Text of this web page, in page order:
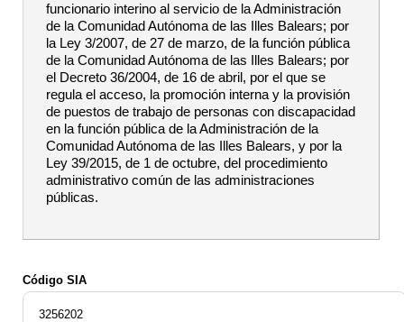
funcionario interino al servicio de la Administración
de la Comunidad Autónoma de las Illes Balears; por
la Ley 3/2007, de 27 de marzo, de la función pública
de la Comunidad Autónoma de las Illes Balears; por
el Decreto 36/2004, de 16 de abril, por el que se
regula el acceso, la promoción interna y la provisión
de puestos de trabajo de personas con discapacidad
en la función pública de la Administración de la
Comunidad Autónoma de las Illes Balears, y por la
Ley 39/2015, de 1 de octubre, del procedimiento
administrativo común de las administraciones
públicas.
Código SIA
3256202